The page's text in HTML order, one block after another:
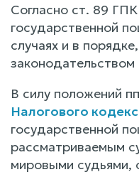
Согласно ст. 89
государственной
случаях и в
законодательством
В силу положений
Налогового
государственной
рассматриваемым
мировыми